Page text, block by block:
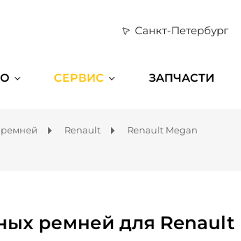
Санкт-Петербург
СЕРВИС ЗАПЧАСТИ
Renault Renault Megan
ремней для Renault